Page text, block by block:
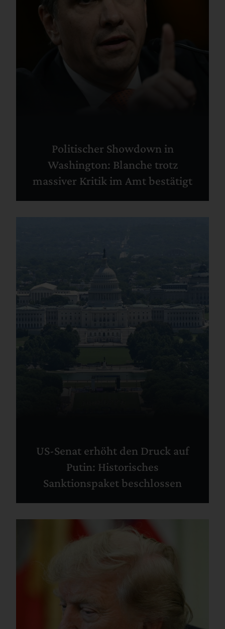
Politischer Showdown in
Washington: Blanche trotz
massiver Kritik im Amt bestätigt
US-Senat erhöht den Druck auf
Putin: Historisches
Sanktionspaket beschlossen